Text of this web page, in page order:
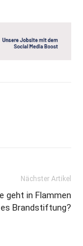
Nächster Artikel
geht in Flammen
Brandstiftung?